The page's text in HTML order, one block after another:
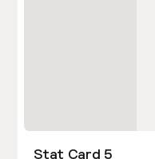
Stat Card 5